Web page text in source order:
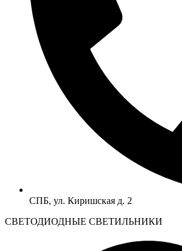
СПБ, ул. Киришская д. 2
CВЕТОДИОДНЫЕ СВЕТИЛЬНИКИ